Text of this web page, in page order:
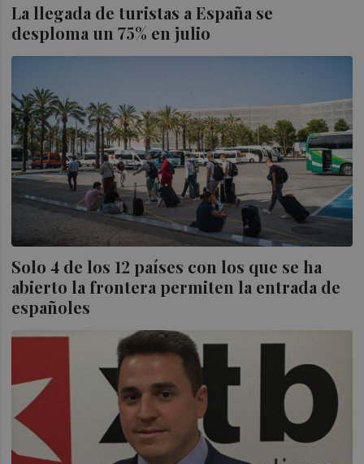
La llegada de turistas a España se
desploma un 75% en julio
Solo 4 de los 12 países con los que se ha
abierto la frontera permiten la entrada de
españoles